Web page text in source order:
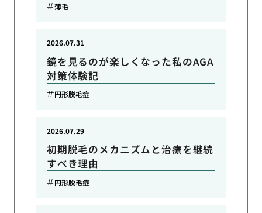
薄毛
鏡を見るのが楽しくなった私のAGA
対策体験記
2026.07.31
円形脱毛症
初期脱毛のメカニズムと治療を継続
すべき理由
2026.07.29
円形脱毛症